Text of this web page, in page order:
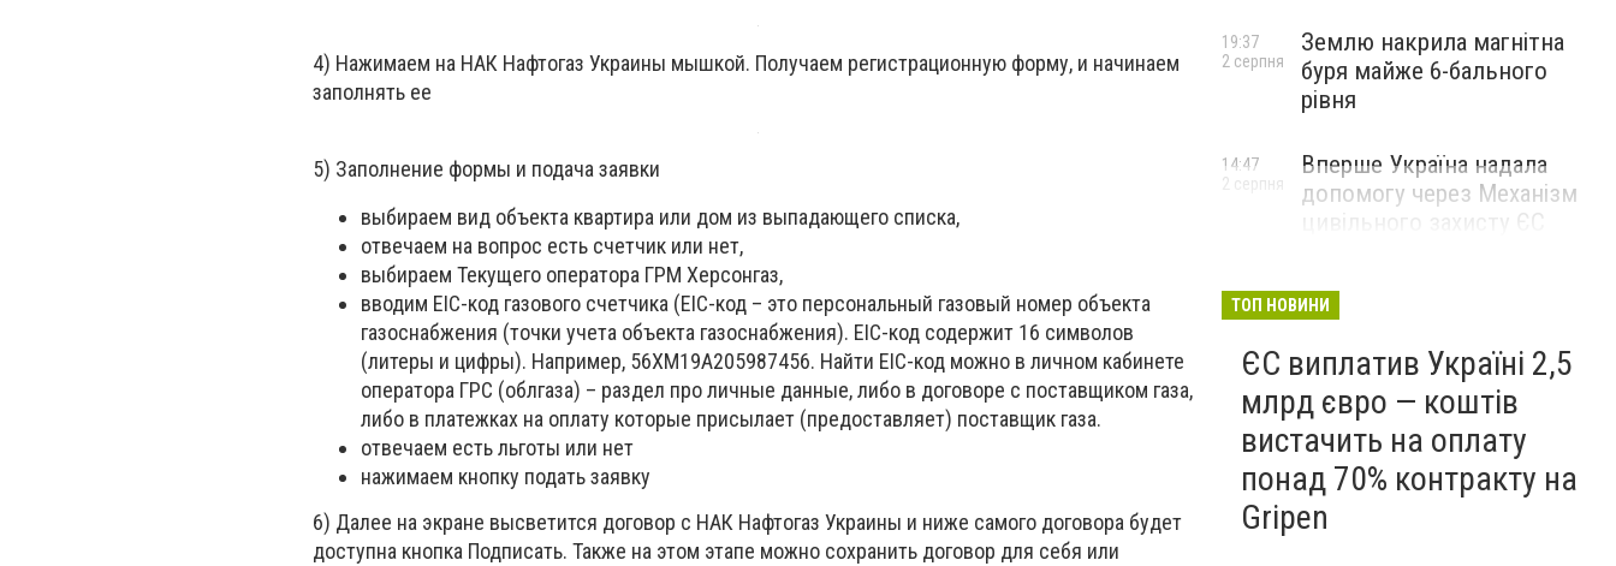
4) Нажимаем на НАК Нафтогаз Украины мышкой. Получаем регистрационную форму, и начинаем
заполнять ее
5) Заполнение формы и подача заявки
выбираем вид объекта квартира или дом из выпадающего списка,
отвечаем на вопрос есть счетчик или нет,
выбираем Текущего оператора ГРМ Херсонгаз,
вводим EIC-код газового счетчика (EIC-код – это персональный газовый номер объекта
газоснабжения (точки учета объекта газоснабжения). EIC-код содержит 16 символов
(литеры и цифры). Например, 56XM19A205987456. Найти EIC-код можно в личном кабинете
оператора ГРС (облгаза) – раздел про личные данные, либо в договоре с поставщиком газа,
либо в платежках на оплату которые присылает (предоставляет) поставщик газа.
отвечаем есть льготы или нет
нажимаем кнопку подать заявку
6) Далее на экране высветится договор с НАК Нафтогаз Украины и ниже самого договора будет
доступна кнопка Подписать. Также на этом этапе можно сохранить договор для себя или
Землю накрила магнітна
буря майже 6-бального
рівня
19:37
2 серпня
Вперше Україна надала
допомогу через Механізм
цивільного захисту ЄС
14:47
2 серпня
ТОП НОВИНИ
ЄС виплатив Україні 2,5
млрд євро — коштів
вистачить на оплату
понад 70% контракту на
Gripen